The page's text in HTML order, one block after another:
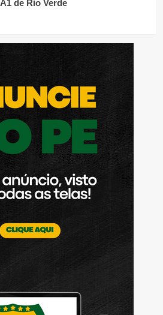
A1 de Rio Verde